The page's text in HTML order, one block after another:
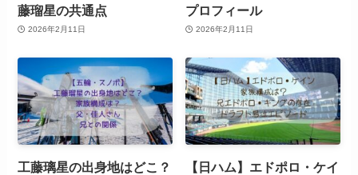
藤瑠星の共通点
2026年2月11日
プロフィール
2026年2月11日
工藤璃星の出身地はどこ？
【日ハム】エドポロ・ケイ